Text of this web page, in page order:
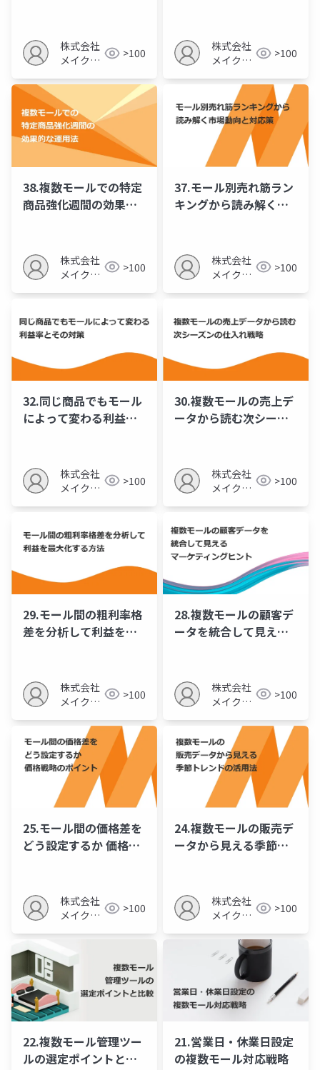
株式会社
メイクア
>100
株式会社
メイクア
>100
38.複数モールでの特定
商品強化週間の効果的
株式会社
メイクア
>100
37.モール別売れ筋ラン
キングから読み解く市
株式会社
メイクア
>100
32.同じ商品でもモール
によって変わる利益率
株式会社
メイクア
>100
30.複数モールの売上デ
ータから読む次シーズ
株式会社
メイクア
>100
29.モール間の粗利率格
差を分析して利益を最
株式会社
メイクア
>100
28.複数モールの顧客デ
ータを統合して見える
株式会社
メイクア
>100
25.モール間の価格差を
どう設定するか 価格戦
株式会社
メイクア
>100
24.複数モールの販売デ
ータから見える季節ト
株式会社
メイクア
>100
22.複数モール管理ツー
ルの選定ポイントと比
21.営業日・休業日設定
の複数モール対応戦略